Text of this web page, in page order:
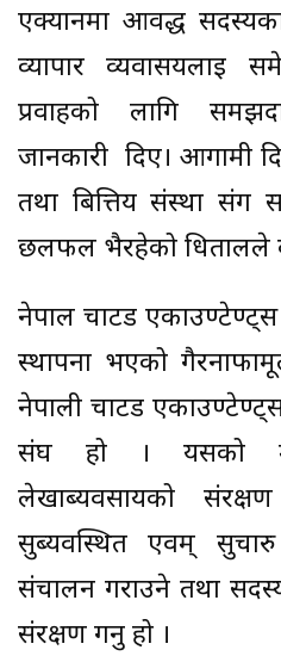
एक्यानमा आवद्ध सदस्यका
व्यापार व्यवासयलाई
प्रवाहको लागि
जानकारी दिए। आगामी
तथा बित्तिय संस्था संग
छलफल भैरहेको धितालले
नेपाल चार्टर्ड
स्थापना भएको
नेपाली चार्टर्ड
संघ हो । यसको
लेखाब्यवसायको
सुब्यवस्थित एवम्
संचालन गराउने तथा
संरक्षण गर्नु हो ।